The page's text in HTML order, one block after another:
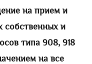
на прием и
и
типа 908, 918
на все